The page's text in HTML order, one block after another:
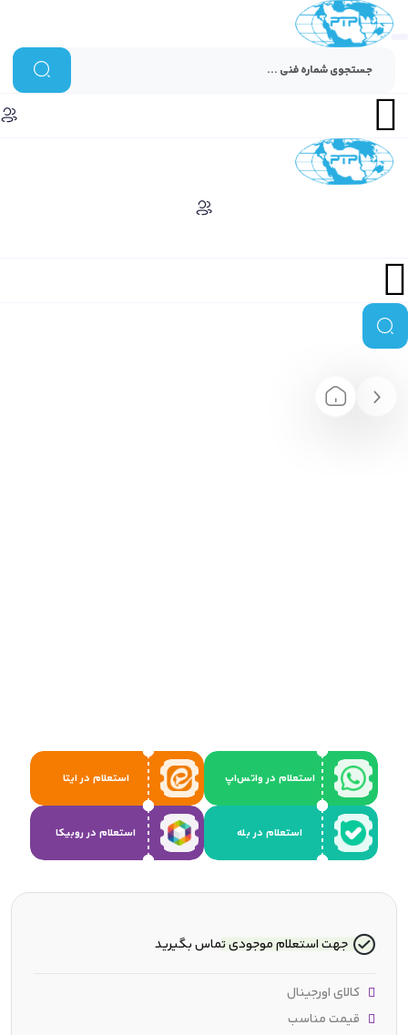
استعلام در واتس‌اپ استعلام در ایتا
استعلام در بله استعلام در روبیکا
جهت استعلام موجودی تماس بگیرید
کالای اورجینال
قیمت مناسب